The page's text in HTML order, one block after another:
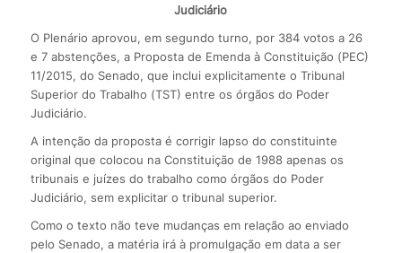
Judiciário
O Plenário aprovou, em segundo turno, por 384 votos a 26
e 7 abstenções, a Proposta de Emenda à Constituição (PEC)
11/2015, do Senado, que inclui explicitamente o Tribunal
Superior do Trabalho (TST) entre os órgãos do Poder
Judiciário.
A intenção da proposta é corrigir lapso do constituinte
original que colocou na Constituição de 1988 apenas os
tribunais e juízes do trabalho como órgãos do Poder
Judiciário, sem explicitar o tribunal superior.
Como o texto não teve mudanças em relação ao enviado
pelo Senado, a matéria irá à promulgação em data a ser